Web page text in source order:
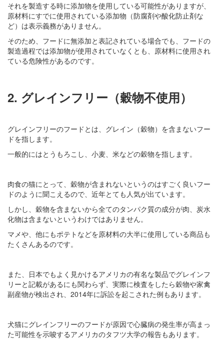
それを製造する時に添加物を使用している可能性がありますが、
原材料にすでに使用されている添加物（防腐剤や酸化防止剤な
ど）は表示義務がありません。
そのため、フードに無添加と表記されている場合でも、フードの
製造過程では添加物が使用されていなくとも、原材料に使用され
ている危険性があるのです。
2. グレインフリー（穀物不使用）
グレインフリーのフードとは、グレイン（穀物）を含まないフー
ドを指します。
一般的にはとうもろこし、小麦、米などの穀物を指します。
肉食の猫にとって、穀物が含まれないというのはすごく良いフー
ドのように聞こえるので、近年とても人気が出ています。
しかし、穀物を含まないから全てのタンパク質の成分が肉、炭水
化物は含まないというわけではありません。
マメや、他にもポテトなどを原材料の大半に使用している商品も
たくさんあるのです。
また、日本でもよく見かけるアメリカの有名な製品でグレインフ
リーと記載があるにも関わらず、実際に検査をしたら穀物や家禽
副産物が検出され、2014年に訴訟を起こされた例もあります。
犬猫にグレインフリーのフードが原因で心臓病の発生率が高まっ
た可能性を示唆するアメリカのタフツ大学の報告もあります。